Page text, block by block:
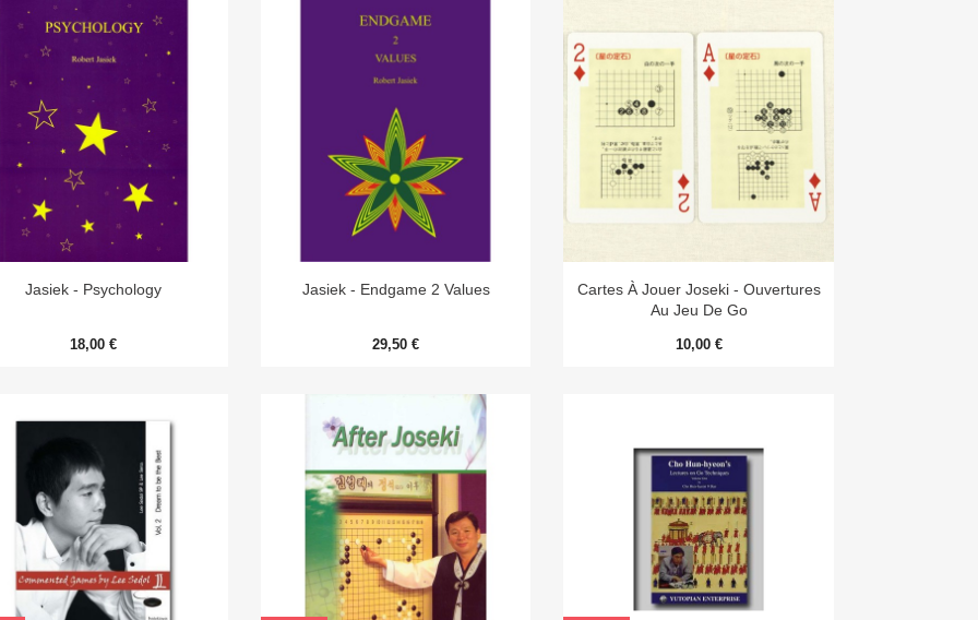
Aperçu rapide
Jasiek - Psychology
18,00 €
 Aperçu rapide
Jasiek - Endgame 2 Values
29,50 €
Aperçu rapide
Cartes À Jouer Joseki - Ouvertures
Au Jeu De Go
10,00 €